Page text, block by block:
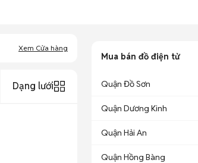
Xem Cửa hàng
Dạng lưới
Mua bán đồ điện tử
Quận Đồ Sơn
Quận Dương Kinh
Quận Hải An
Quận Hồng Bàng